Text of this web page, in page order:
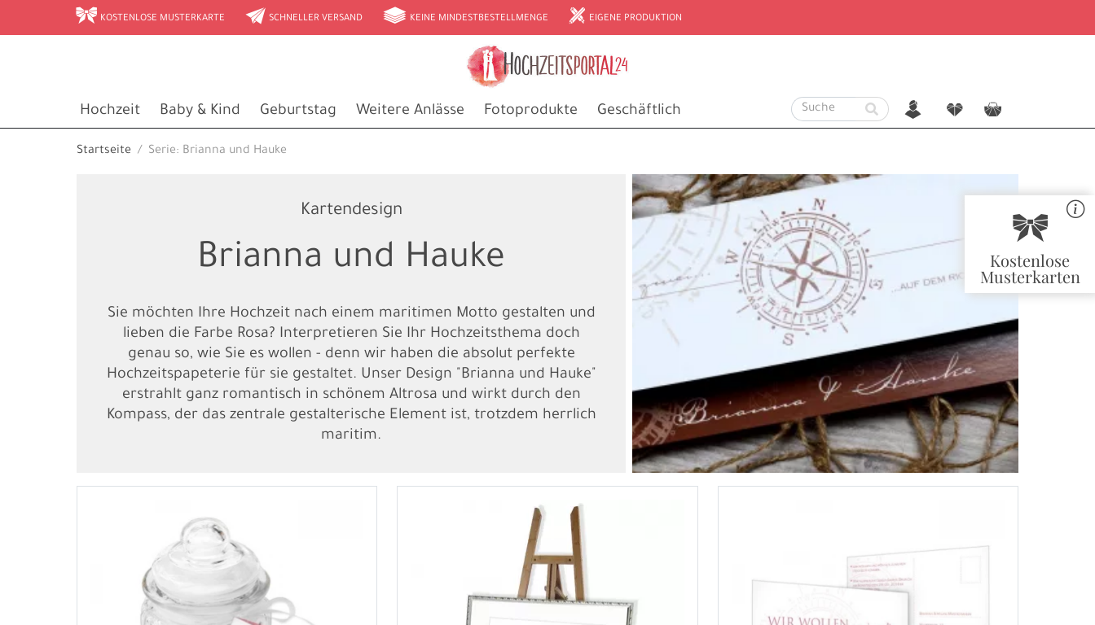
r
Kostenlose
Musterkarten
r KOSTENLOSE MUSTERKARTE e SCHNELLER VERSAND g KEINE MINDESTBESTELLMENGE h EIGENE PRODUKTION
Hochzeit Baby & Kind Geburtstag Weitere Anlässe Fotoprodukte Geschäftlich n f c
Startseite Serie: Brianna und Hauke
Kartendesign
Brianna und Hauke
Sie möchten Ihre Hochzeit nach einem maritimen Motto gestalten und
lieben die Farbe Rosa? Interpretieren Sie Ihr Hochzeitsthema doch
genau so, wie Sie es wollen - denn wir haben die absolut perfekte
Hochzeitspapeterie für sie gestaltet. Unser Design "Brianna und Hauke"
erstrahlt ganz romantisch in schönem Altrosa und wirkt durch den
Kompass, der das zentrale gestalterische Element ist, trotzdem herrlich
maritim.